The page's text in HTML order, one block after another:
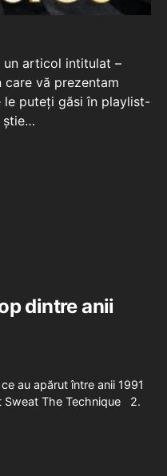
un articol intitulat –
care vă prezentam
le puteți găsi în playlist-
știe…
dintre anii
au apărut între anii 1991
Sweat The Technique 2.